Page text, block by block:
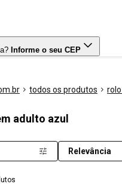
Informe o seu CEP
todos os produtos
adulto azul
Relevância